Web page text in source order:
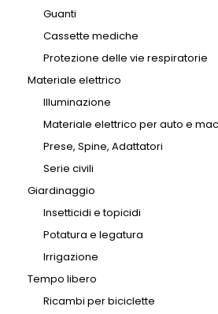
Guanti
Cassette mediche
Protezione delle vie respiratorie
Materiale elettrico
Illuminazione
Materiale elettrico per auto e
Prese, Spine, Adattatori
Serie civili
Giardinaggio
Insetticidi e topicidi
Potatura e legatura
Irrigazione
Tempo libero
Ricambi per biciclette